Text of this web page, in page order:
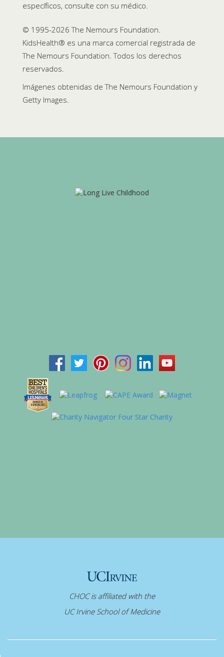
específicos, consulte con su médico.
© 1995-2026 The Nemours Foundation.
KidsHealth® es una marca comercial registrada de
The Nemours Foundation. Todos los derechos
reservados.
Imágenes obtenidas de The Nemours Foundation y
Getty Images.
CHOC is affiliated with the
UC Irvine School of Medicine